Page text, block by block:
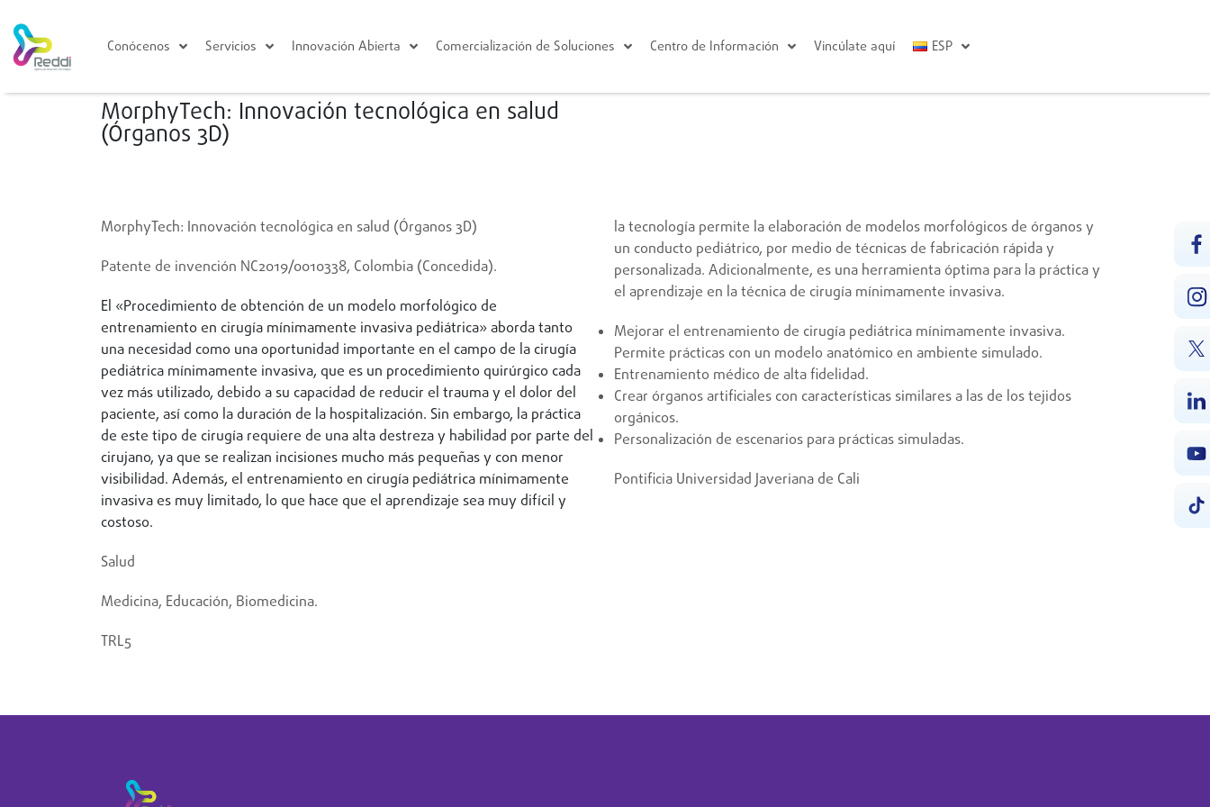
Conócenos Servicios Innovación Abierta Comercialización de Soluciones Centro de Información Vincúlate aquí ESP
MorphyTech: Innovación tecnológica en salud
(Órganos 3D)
MorphyTech: Innovación tecnológica en salud (Órganos 3D)
Patente de invención NC2019/0010338, Colombia (Concedida).
El «Procedimiento de obtención de un modelo morfológico de
entrenamiento en cirugía mínimamente invasiva pediátrica» aborda tanto
una necesidad como una oportunidad importante en el campo de la cirugía
pediátrica mínimamente invasiva, que es un procedimiento quirúrgico cada
vez más utilizado, debido a su capacidad de reducir el trauma y el dolor del
paciente, así como la duración de la hospitalización. Sin embargo, la práctica
de este tipo de cirugía requiere de una alta destreza y habilidad por parte del
cirujano, ya que se realizan incisiones mucho más pequeñas y con menor
visibilidad. Además, el entrenamiento en cirugía pediátrica mínimamente
invasiva es muy limitado, lo que hace que el aprendizaje sea muy difícil y
costoso.
Salud
Medicina, Educación, Biomedicina.
la tecnología permite la elaboración de modelos morfológicos de órganos y
un conducto pediátrico, por medio de técnicas de fabricación rápida y
personalizada. Adicionalmente, es una herramienta óptima para la práctica y
el aprendizaje en la técnica de cirugía mínimamente invasiva.
Mejorar el entrenamiento de cirugía pediátrica mínimamente invasiva.
Permite prácticas con un modelo anatómico en ambiente simulado.
Entrenamiento médico de alta fidelidad.
Crear órganos artificiales con características similares a las de los tejidos
orgánicos.
Personalización de escenarios para prácticas simuladas.
Pontificia Universidad Javeriana de Cali
TRL5